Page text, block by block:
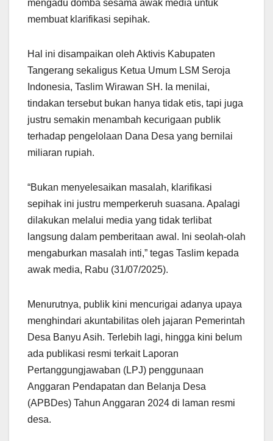
mengadu domba sesama awak media untuk
membuat klarifikasi sepihak.
Hal ini disampaikan oleh Aktivis Kabupaten
Tangerang sekaligus Ketua Umum LSM Seroja
Indonesia, Taslim Wirawan SH. Ia menilai,
tindakan tersebut bukan hanya tidak etis, tapi juga
justru semakin menambah kecurigaan publik
terhadap pengelolaan Dana Desa yang bernilai
miliaran rupiah.
“Bukan menyelesaikan masalah, klarifikasi
sepihak ini justru memperkeruh suasana. Apalagi
dilakukan melalui media yang tidak terlibat
langsung dalam pemberitaan awal. Ini seolah-olah
mengaburkan masalah inti,” tegas Taslim kepada
awak media, Rabu (31/07/2025).
Menurutnya, publik kini mencurigai adanya upaya
menghindari akuntabilitas oleh jajaran Pemerintah
Desa Banyu Asih. Terlebih lagi, hingga kini belum
ada publikasi resmi terkait Laporan
Pertanggungjawaban (LPJ) penggunaan
Anggaran Pendapatan dan Belanja Desa
(APBDes) Tahun Anggaran 2024 di laman resmi
desa.